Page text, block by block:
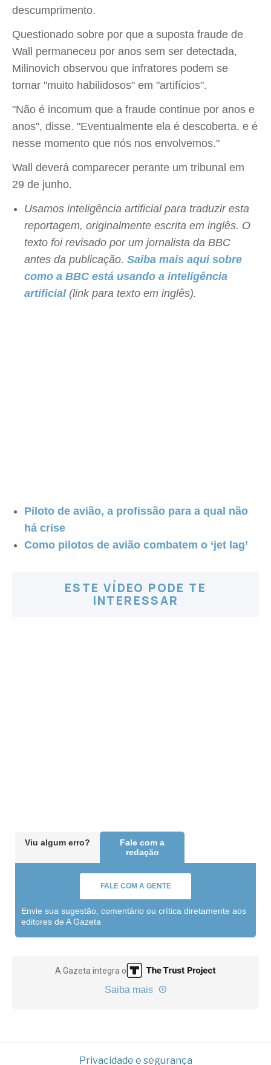
descumprimento.
Questionado sobre por que a suposta fraude de
Wall permaneceu por anos sem ser detectada,
Milinovich observou que infratores podem se
tornar "muito habilidosos" em "artifícios".
"Não é incomum que a fraude continue por anos e
anos", disse. "Eventualmente ela é descoberta, e é
nesse momento que nós nos envolvemos."
Wall deverá comparecer perante um tribunal em
29 de junho.
Usamos inteligência artificial para traduzir esta
reportagem, originalmente escrita em inglês. O
texto foi revisado por um jornalista da BBC
antes da publicação. Saiba mais aqui sobre
como a BBC está usando a inteligência
artificial(link para texto em inglês).
Piloto de avião, a profissão para a qual não
há crise
Como pilotos de avião combatem o ‘jet lag’
ESTE VÍDEO PODE TE
INTERESSAR
Viu algum erro?
Fale com a
redação
FALE COM A GENTE
Envie sua sugestão, comentário ou crítica diretamente aos
editores de A Gazeta
A Gazeta integra o
Saiba mais
Privacidade e segurança